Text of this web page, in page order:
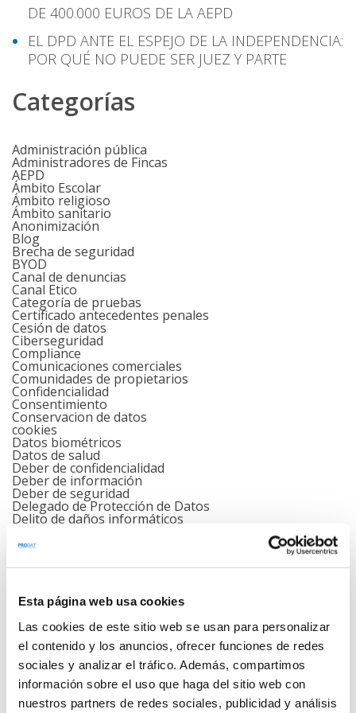
Esta página web usa cookies
Las cookies de este sitio web se usan para personalizar
el contenido y los anuncios, ofrecer funciones de redes
sociales y analizar el tráfico. Además, compartimos
información sobre el uso que haga del sitio web con
nuestros partners de redes sociales, publicidad y análisis
DE 400.000 EUROS DE LA AEPD
EL DPD ANTE EL ESPEJO DE LA INDEPENDENCIA:
POR QUÉ NO PUEDE SER JUEZ Y PARTE
Categorías
Administración pública
Administradores de Fincas
AEPD
Ámbito Escolar
Ámbito religioso
Ámbito sanitario
Anonimización
Blog
Brecha de seguridad
BYOD
Canal de denuncias
Canal Etico
Categoría de pruebas
Certificado antecedentes penales
Cesión de datos
Ciberseguridad
Compliance
Comunicaciones comerciales
Comunidades de propietarios
Confidencialidad
Consentimiento
Conservacion de datos
cookies
Datos biométricos
Datos de salud
Deber de confidencialidad
Deber de información
Deber de seguridad
Delegado de Protección de Datos
Delito de daños informáticos
Derecho de acceso
Derechos
Detectives Privados
Directrices CEPD
eIDAS
Ejecución del contrato
Ejercicio de derecho de acceso
Encargado del tratamiento
ENISA
Envío nóminas vía email
Esquema Nacional de Seguridad